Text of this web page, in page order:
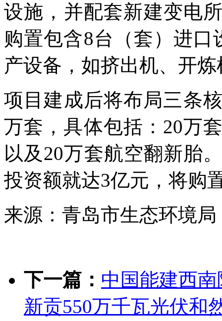
设施，并配套新建变电
购置包含8台（套）进口
产设备，如挤出机、开
项目建成后将布局三条
万套，具体包括：20万
以及20万套航空翻新胎
投资额就达3亿元，将购
来源：青岛市生态环境局
下一篇： 中国能建西
新贡550万千瓦光伏和